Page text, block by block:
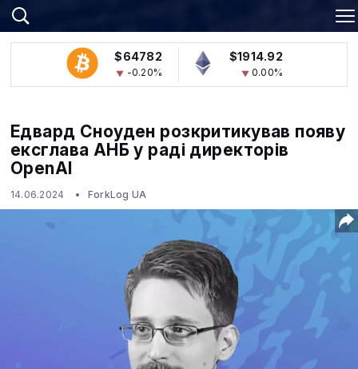
$64782
-0.20%
$1914.92
0.00%
Едвард Сноуден розкритикував появу
ексглава АНБ у раді директорів
OpenAI
14.06.2024 ForkLog UA